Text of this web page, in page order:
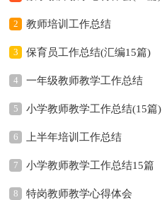
2 教师培训工作总结
3 保育员工作总结(汇编15篇)
4 一年级教师教学工作总结
5 小学教师教学工作总结(15篇)
6 上半年培训工作总结
7 小学教师教学工作总结15篇
8 特岗教师教学心得体会